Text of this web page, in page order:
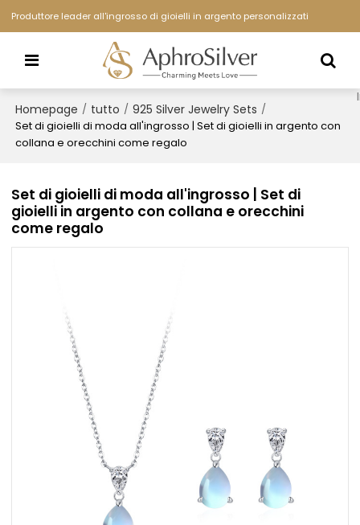
Produttore leader all'ingrosso di gioielli in argento personalizzati
Homepage / tutto / 925 Silver Jewelry Sets /
Set di gioielli di moda all'ingrosso | Set di gioielli in argento con
collana e orecchini come regalo
Set di gioielli di moda all'ingrosso | Set di
gioielli in argento con collana e orecchini
come regalo